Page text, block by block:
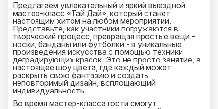
Предлагаем увлекательный и яркий выездной
мастер-класс «Тай Дай», который станет
настоящим хитом на любом мероприятии.
Представьте, как участники погружаются в
творческий процесс, превращая простые вещи -
носки, банданы или футболки - в уникальные
произведения искусства с помощью техники
деградирующих красок. Это не просто занятие, а
настоящее шоу цвета, где каждый может
раскрыть свою фантазию и создать
неповторимый дизайн, воплощающий
индивидуальность.
Во время мастер-класса гости смогут